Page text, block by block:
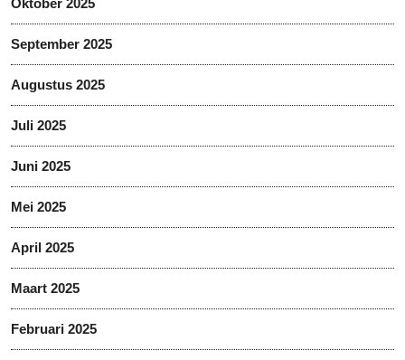
Oktober 2025
September 2025
Augustus 2025
Juli 2025
Juni 2025
Mei 2025
April 2025
Maart 2025
Februari 2025